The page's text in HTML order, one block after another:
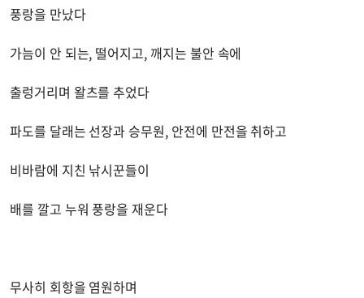
풍랑을 만났다
가늠이 안 되는, 떨어지고, 깨지는 불안 속에
출렁거리며 왈츠를 추었다
파도를 달래는 선장과 승무원, 안전에 만전을 취하고
비바람에 지친 낚시꾼들이
배를 깔고 누워 풍랑을 재운다
무사히 회항을 염원하며